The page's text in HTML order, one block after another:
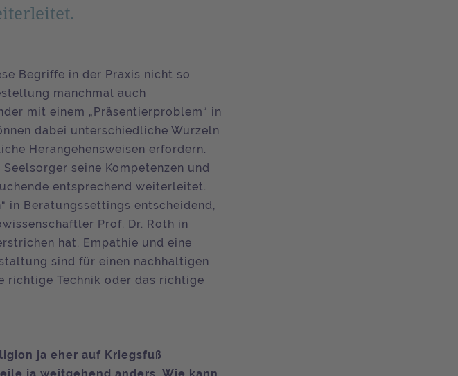
Begriffe in der Praxis nicht so
manchmal auch
mit einem „Präsentierproblem“ in
dabei unterschiedliche Wurzeln
Herangehensweisen erfordern.
seine Kompetenzen und
entsprechend weiterleitet.
in Beratungssettings entscheidend,
Prof. Dr. Roth in
hat. Empathie und eine
sind für einen nachhaltigen
richtige Technik oder das richtige
ja eher auf Kriegsfuß